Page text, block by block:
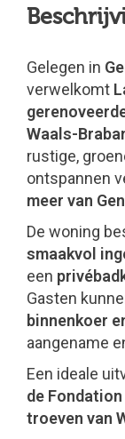
Gelegen in
verwelkomt
Waals-
rustige,
ontspannen
meer van
De woning
smaakvol
een
Gasten
binnenkoer
aangename
Een ideale
de
troeven van